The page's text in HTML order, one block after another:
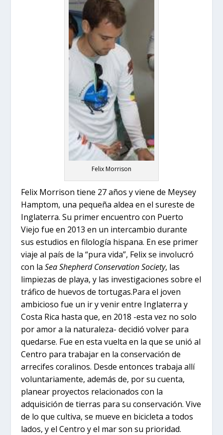
Felix Morrison
Felix Morrison tiene 27 años y viene de Meysey
Hamptom, una pequeña aldea en el sureste de
Inglaterra. Su primer encuentro con Puerto
Viejo fue en 2013 en un intercambio durante
sus estudios en filología hispana. En ese primer
viaje al país de la “pura vida”, Felix se involucró
con laSea Shepherd Conservation Society, las
limpiezas de playa, y las investigaciones sobre el
tráfico de huevos de tortugas.Para el joven
ambicioso fue un ir y venir entre Inglaterra y
Costa Rica hasta que, en 2018 -esta vez no solo
por amor a la naturaleza- decidió volver para
quedarse. Fue en esta vuelta en la que se unió al
Centro para trabajar en la conservación de
arrecifes coralinos. Desde entonces trabaja allí
voluntariamente, además de, por su cuenta,
planear proyectos relacionados con la
adquisición de tierras para su conservación. Vive
de lo que cultiva, se mueve en bicicleta a todos
lados, y el Centro y el mar son su prioridad.